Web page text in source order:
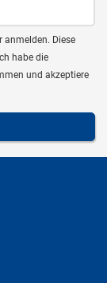
anmelden. Diese
habe die
und akzeptiere